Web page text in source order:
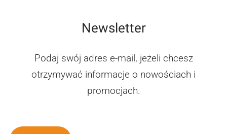
Newsletter
Podaj swój adres e-mail, jeżeli chcesz
otrzymywać informacje o nowościach i
promocjach.